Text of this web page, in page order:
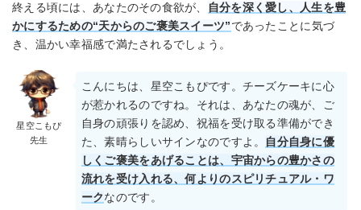
終える頃には、あなたのその食欲が、
自分を深く愛し、人生を豊
かにするための“天からのご褒美スイーツ”であったことに気づ
き、温かい幸福感で満たされるでしょう。
星空こもぴ
先生
こんにちは、星空こもぴです。チーズケーキに心
が惹かれるのですね。それは、あなたの魂が、ご
自身の頑張りを認め、祝福を受け取る準備ができ
た、素晴らしいサインなのですよ。
自分自身に優
しくご褒美をあげることは、宇宙からの豊かさの
流れを受け入れる、何よりのスピリチュアル・ワ
ークなのです。